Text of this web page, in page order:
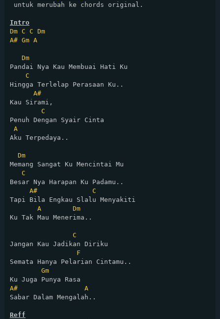
untuk merubah ke chords original.
Intro
Dm C C Dm
A# Gm A
Dm
Pandai Nya Kau Membuai Hati Ku
C
Hingga Terlelap Perasaan Ku..
A#
Kau Sirami,
C
Penuh Dengan Syair Cinta
A
Aku Terpedaya..
Dm
Memang Sangat Ku Mencintai Mu
C
Besar Nya Harapan Ku Padamu..
A#
C
Tapi Bila Engkau Slalu Menyakiti
A
Dm
Ku Tak Mau Menerima..
C
Jangan Kau Jadikan Diriku
F
Semata Hanya Pelarian Cintamu..
Gm
A#
A
Sabar Dalam Mengalah..
Reff